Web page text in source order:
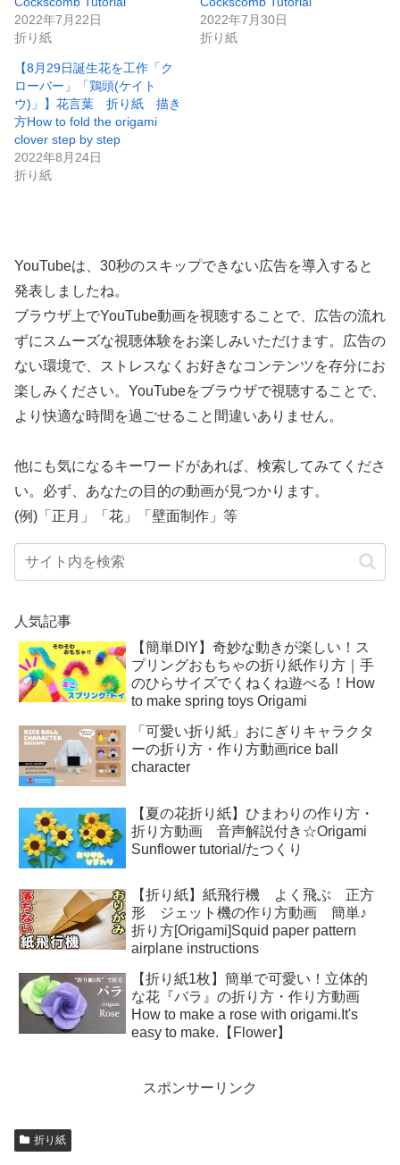
2022年7月22日
折り紙
2022年7月30日
折り紙
【8月29日誕生花を工作「ク
ローバー」「鶏頭(ケイト
ウ)」】花言葉 折り紙 描き
方How to fold the origami
clover step by step
2022年8月24日
折り紙
YouTubeは、30秒のスキップできない広告を導入すると
発表しましたね。
ブラウザ上でYouTube動画を視聴することで、広告の流れ
ずにスムーズな視聴体験をお楽しみいただけます。広告の
ない環境で、ストレスなくお好きなコンテンツを存分にお
楽しみください。YouTubeをブラウザで視聴することで、
より快適な時間を過ごせること間違いありません。
他にも気になるキーワードがあれば、検索してみてくださ
い。必ず、あなたの目的の動画が見つかります。
(例)「正月」「花」「壁面制作」等
人気記事
【簡単DIY】奇妙な動きが楽しい！ス
プリングおもちゃの折り紙作り方｜手
のひらサイズでくねくね遊べる！How
to make spring toys Origami
「可愛い折り紙」おにぎりキャラクタ
ーの折り方・作り方動画rice ball
character
【夏の花折り紙】ひまわりの作り方・
折り方動画 音声解説付き☆Origami
Sunflower tutorial/たつくり
【折り紙】紙飛行機 よく飛ぶ 正方
形 ジェット機の作り方動画 簡単♪
折り方[Origami]Squid paper pattern
airplane instructions
【折り紙1枚】簡単で可愛い！立体的
な花『バラ』の折り方・作り方動画
How to make a rose with origami.It's
easy to make.【Flower】
スポンサーリンク
折り紙